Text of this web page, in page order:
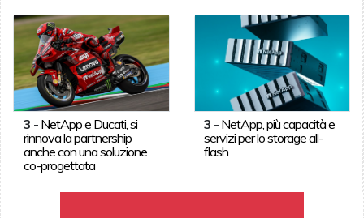
3 - NetApp e Ducati, si
rinnova la partnership
anche con una soluzione
co-progettata
3 - NetApp, più capacità e
servizi per lo storage all-
flash